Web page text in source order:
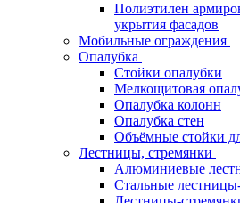
Полиэтилен
укрытия фасадов
Мобильные ограждения
Опалубка
Стойки опалубки
Мелкощитовая
Опалубка колонн
Опалубка стен
Объёмные стойки
Лестницы, стремянки
Алюминиевые
Стальные